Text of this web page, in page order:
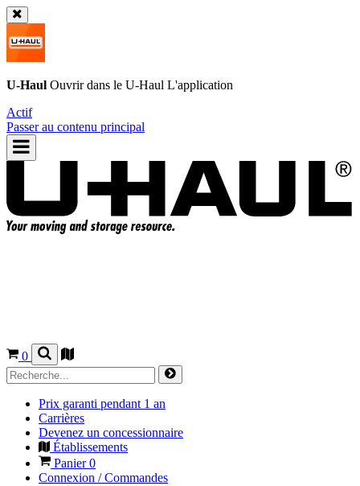
U-Haul Ouvrir dans le U-Haul L'application
Actif
Passer au contenu principal
0
Prix garanti pendant 1 an
Carrières
Devenez un concessionnaire
Établissements
Panier0
Connexion / Commandes